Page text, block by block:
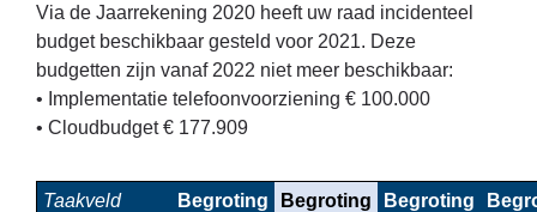
Via de Jaarrekening 2020 heeft uw raad incidenteel
budget beschikbaar gesteld voor 2021. Deze
budgetten zijn vanaf 2022 niet meer beschikbaar:
• Implementatie telefoonvoorziening € 100.000
• Cloudbudget € 177.909
Taakveld Begroting Begroting Begroting